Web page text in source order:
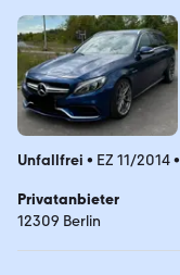
Unfallfrei • EZ 11/2014•
Privatanbieter
12309 Berlin